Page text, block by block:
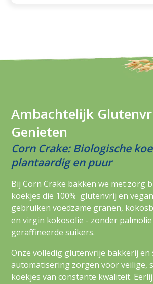
Ambachtelijk
Genieten
Corn Crake: Biologische
plantaardig en puur
Bij Corn Crake bakken we met zorg
koekjes die 100% glutenvrij en
gebruiken voedzame granen,
en virgin kokosolie - zonder
geraffineerde suikers.
Onze volledig glutenvrije bakkerij en
automatisering zorgen voor veilige,
koekjes van constante kwaliteit.